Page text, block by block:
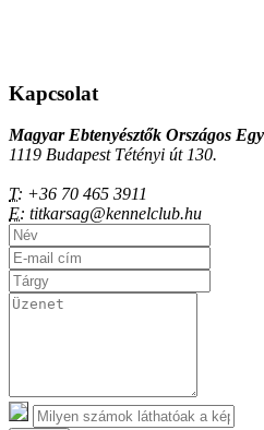
Kapcsolat
Magyar Ebtenyésztők Országos
1119 Budapest Tétényi út 130.
T: +36 70 465 3911
E: titkarsag@kennelclub.hu